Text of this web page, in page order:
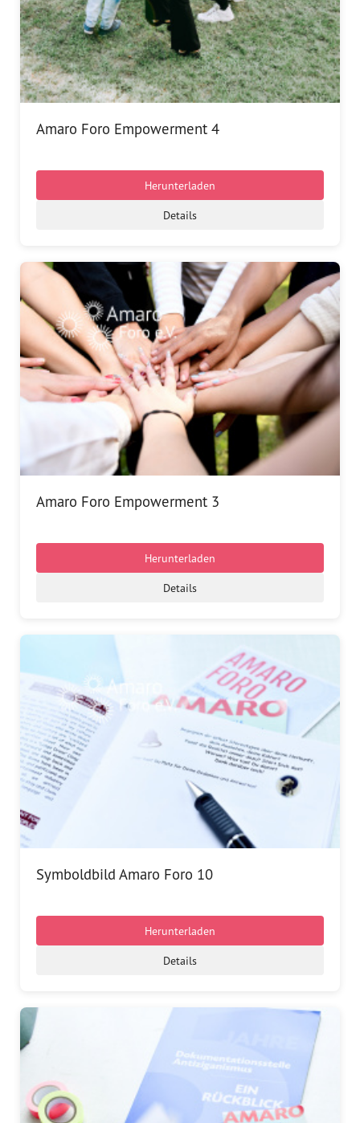
Amaro Foro Empowerment 4
Herunterladen
Details
Amaro Foro Empowerment 3
Herunterladen
Details
Symboldbild Amaro Foro 10
Herunterladen
Details